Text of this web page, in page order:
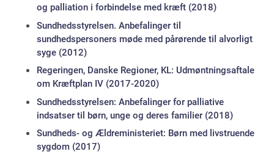
og palliation i forbindelse med kræft (2018)
Sundhedsstyrelsen. Anbefalinger til
sundhedspersoners møde med pårørende til alvorligt
syge (2012)
Regeringen, Danske Regioner, KL: Udmøntningsaftale
om Kræftplan IV (2017-2020)
Sundhedsstyrelsen: Anbefalinger for palliative
indsatser til børn, unge og deres familier (2018)
Sundheds- og Ældreministeriet: Børn med livstruende
sygdom (2017)